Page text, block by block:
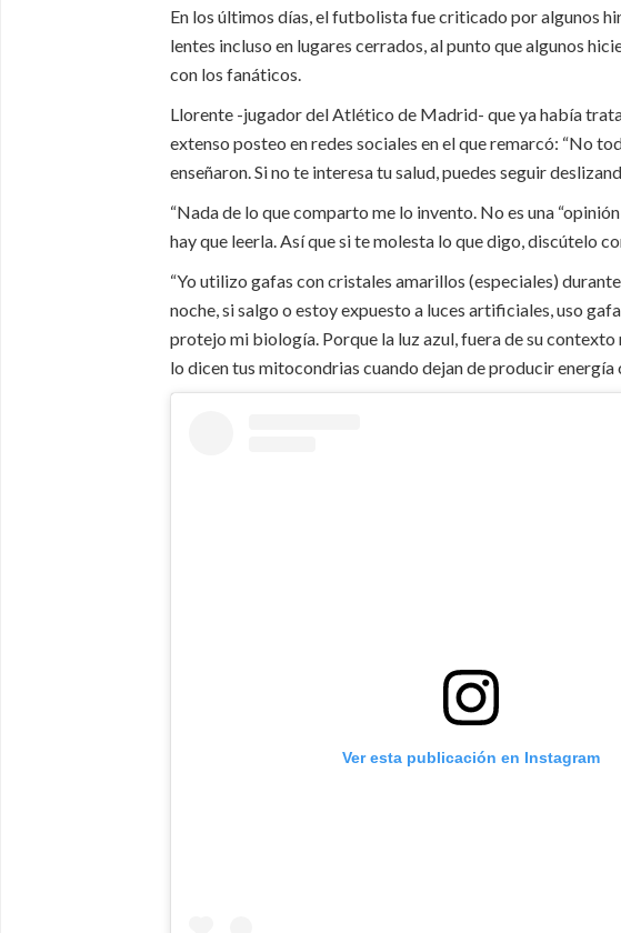
En los últimos días, el futbolista fue criticado por algunos
lentes incluso en lugares cerrados, al punto que algunos
con los fanáticos.
Llorente -jugador del Atlético de Madrid- que ya había
extenso posteo en redes sociales en el que remarcó: “No
enseñaron. Si no te interesa tu salud, puedes seguir
“Nada de lo que comparto me lo invento. No es una
hay que leerla. Así que si te molesta lo que digo, discútelo
“Yo utilizo gafas con cristales amarillos (especiales)
noche, si salgo o estoy expuesto a luces artificiales, uso
protejo mi biología. Porque la luz azul, fuera de su contexto
lo dicen tus mitocondrias cuando dejan de producir energía
Ver esta publicación en Instagram